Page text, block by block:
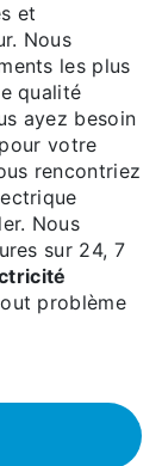
et
Nous
les plus
qualité
ayez besoin
votre
rencontriez
Nous
sur 24, 7
problème